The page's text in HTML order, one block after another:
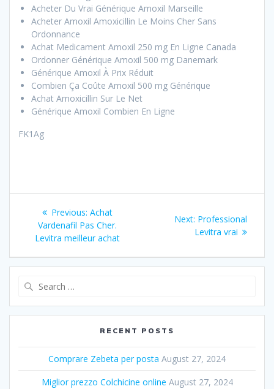
Acheter Du Vrai Générique Amoxil Marseille
Acheter Amoxil Amoxicillin Le Moins Cher Sans
Ordonnance
Achat Medicament Amoxil 250 mg En Ligne Canada
Ordonner Générique Amoxil 500 mg Danemark
Générique Amoxil À Prix Réduit
Combien Ça Coûte Amoxil 500 mg Générique
Achat Amoxicillin Sur Le Net
Générique Amoxil Combien En Ligne
FK1Ag
Post
navigation
Previous: Previous
post:
Achat
Vardenafil Pas Cher.
Levitra meilleur achat
Next: Next
post:
Professional
Levitra vrai
RECENT POSTS
Comprare Zebeta per posta August 27, 2024
Miglior prezzo Colchicine online August 27, 2024